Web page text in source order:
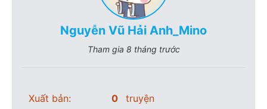
Nguyễn Vũ Hải Anh_Mino
Tham gia 8 tháng trước
Xuất bản: 0
truyện